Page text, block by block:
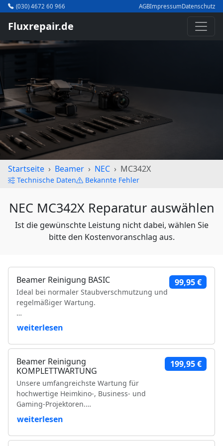
(030) 4672 60 966 AGBImpressumDatenschutz
Fluxrepair.de
Startseite Beamer NEC MC342X
Technische Daten Bekannte Fehler
NEC MC342X Reparatur auswählen
Ist die gewünschte Leistung nicht dabei, wählen Sie
bitte den Kostenvoranschlag aus.
Beamer Reinigung BASIC
Ideal bei normaler Staubverschmutzung und
regelmäßiger Wartung.
Leistungsumfang:
Reinigung der Luftfilter und Gehäuseteile
Reinigung der Kühlkörper
Objektivreinigung
Entfernung loser Staubablagerungen im
Geräteinneren
Prüfung der Bildqualität
Funktionsprüfung
weiterlesen
99,95 €
Beamer Reinigung
KOMPLETTWARTUNG
Unsere umfangreichste Wartung für
hochwertige Heimkino-, Business- und
Gaming-Projektoren.
Leistungsumfang:
weiterlesen
199,95 €